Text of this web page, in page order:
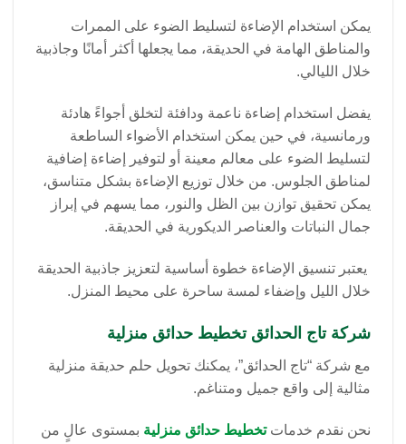
يمكن استخدام الإضاءة لتسليط الضوء على الممرات
والمناطق الهامة في الحديقة، مما يجعلها أكثر أمانًا وجاذبية
خلال الليالي.
يفضل استخدام إضاءة ناعمة ودافئة لتخلق أجواءً هادئة
ورمانسية، في حين يمكن استخدام الأضواء الساطعة
لتسليط الضوء على معالم معينة أو لتوفير إضاءة إضافية
لمناطق الجلوس. من خلال توزيع الإضاءة بشكل متناسق،
يمكن تحقيق توازن بين الظل والنور، مما يسهم في إبراز
جمال النباتات والعناصر الديكورية في الحديقة.
يعتبر تنسيق الإضاءة خطوة أساسية لتعزيز جاذبية الحديقة
خلال الليل وإضفاء لمسة ساحرة على محيط المنزل.
شركة تاج الحدائق تخطيط حدائق منزلية
مع شركة “تاج الحدائق”، يمكنك تحويل حلم حديقة منزلية
مثالية إلى واقع جميل ومتناغم.
نحن نقدم خدماتتخطيط حدائق منزلية بمستوى عالٍ من